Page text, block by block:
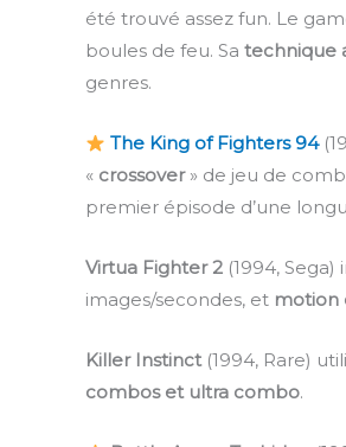
été trouvé assez fun. Le
boules de feu. Sa technique
genres.
The King of Fighters 94
« crossover» de jeu de
premier épisode d’une
Virtua Fighter 2 (1994,
images/secondes, et motion
Killer Instinct(1994, Rare)
combos et ultra combo.